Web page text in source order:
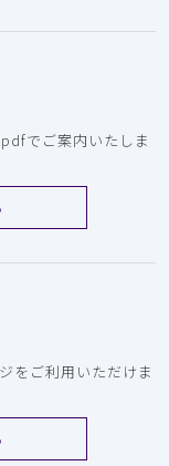
でご案内いたしま
をご利用いただけま